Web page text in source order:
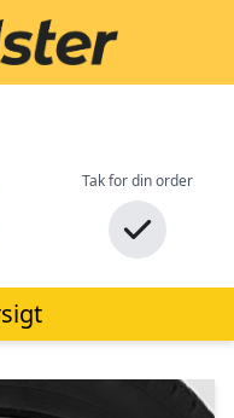
Tak for din order